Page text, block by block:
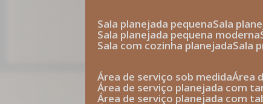
sala planejada pequena sala
sala planejada pequena moderna
sala com cozinha planejada sala
área de serviço sob medida
área de serviço planejada com
área de serviço planejada com